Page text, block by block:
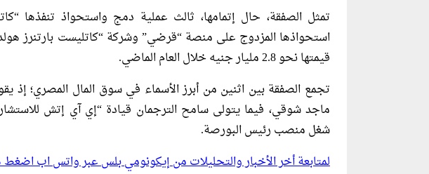
تمثل الصفقة، حال إتمامها، ثالث عملية دمج واستحواذ تنفذها
استحواذها المزدوج على منصة “قرضي” وشركة “كاتليست بارتنرز
قيمتها نحو 2.8 مليار جنيه خلال العام الماضي.
تجمع الصفقة بين اثنين من أبرز الأسماء في سوق المال المصري؛ إذ
ماجد شوقي، فيما يتولى سامح الترجمان قيادة “إي آي إتش
شغل منصب رئيس البورصة.
لمتابعة أخر الأخبار والتحليلات من إيكونومي بلس عبر واتس اب اضغط